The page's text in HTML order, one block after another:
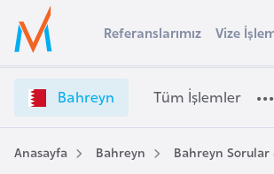
Ülke Seçimi
Başvuru yapmak istediğiniz ülkeyi seçin
Üye
Girişi
a
r
e
Referanslarımız Vize
Bahreyn Tüm İşlemler
Anasayfa Bahreyn Bahreyn
s
t
r
a